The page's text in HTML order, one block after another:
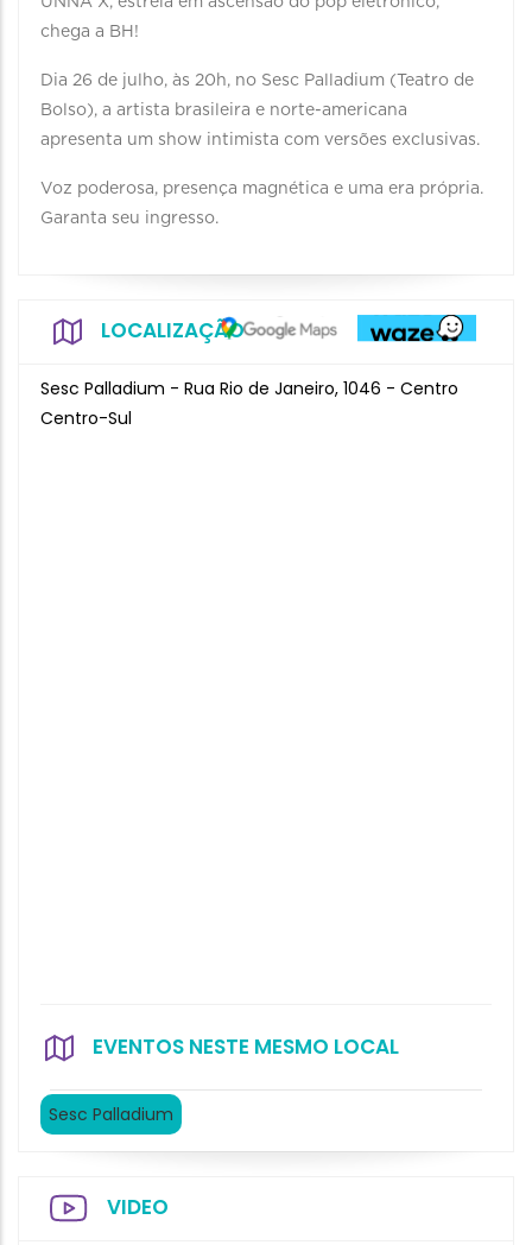
chega a BH!
Dia 26 de julho, às 20h, no Sesc Palladium (Teatro de
Bolso), a artista brasileira e norte-americana
apresenta um show intimista com versões exclusivas.
Voz poderosa, presença magnética e uma era própria.
Garanta seu ingresso.
LOCALIZAÇÃO
Sesc Palladium - Rua Rio de Janeiro, 1046 - Centro
Centro-Sul
EVENTOS NESTE MESMO LOCAL
Sesc Palladium
VIDEO